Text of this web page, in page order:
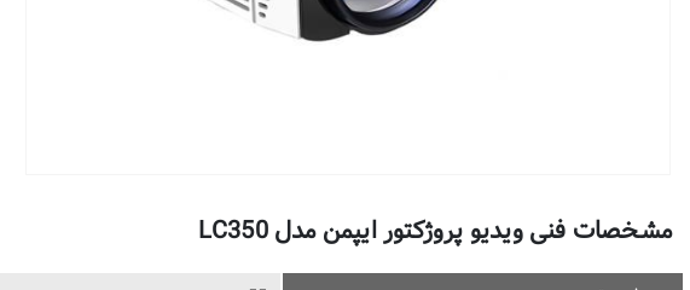
مشخصات فنی ویدیو پروژکتور ایپمن مدل LC350